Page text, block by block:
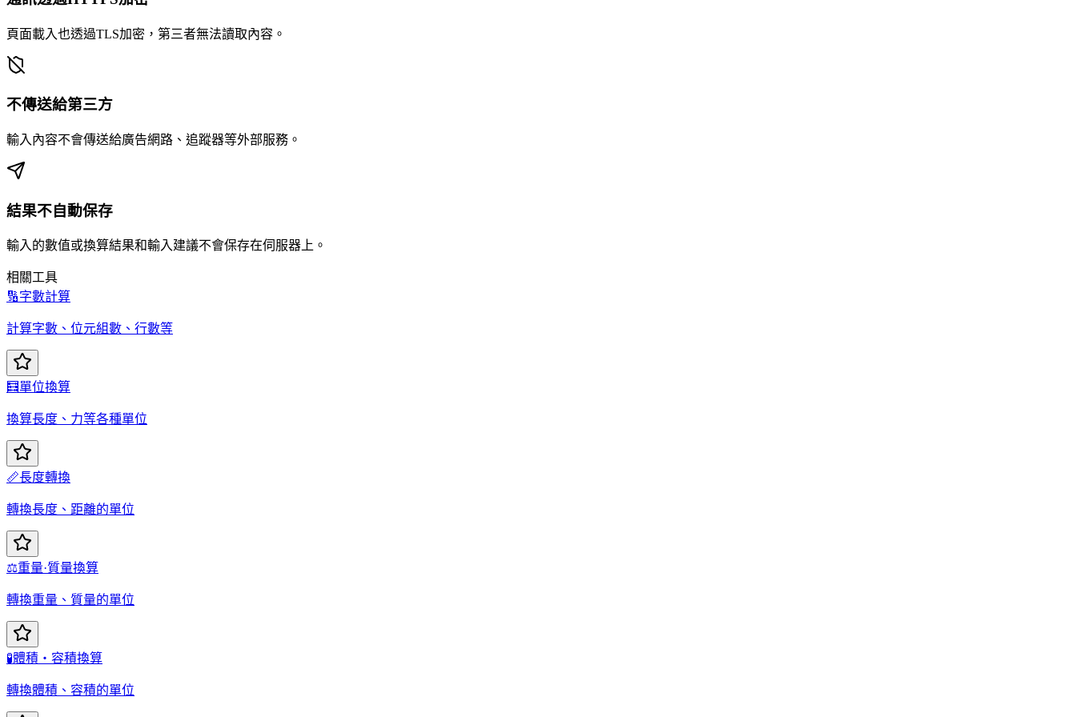
頁面載入也透過TLS加密，第三者無法讀取內容。
不傳送給第三方
輸入內容不會傳送給廣告網路、追蹤器等外部服務。
結果不自動保存
輸入的數值或換算結果和輸入建議不會保存在伺服器上。
相關工具
🔢字數計算
計算字數、位元組數、行數等
🧮單位換算
換算長度、力等各種單位
📏長度轉換
轉換長度、距離的單位
⚖️重量·質量換算
轉換重量、質量的單位
🧪體積・容積換算
轉換體積、容積的單位